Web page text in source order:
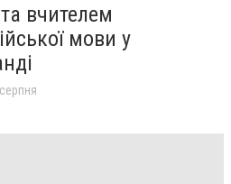
вчителем
мови у